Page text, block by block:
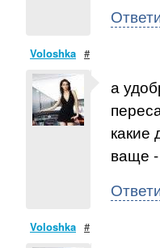
Voloshka #
а
какие
ваще -
Voloshka #